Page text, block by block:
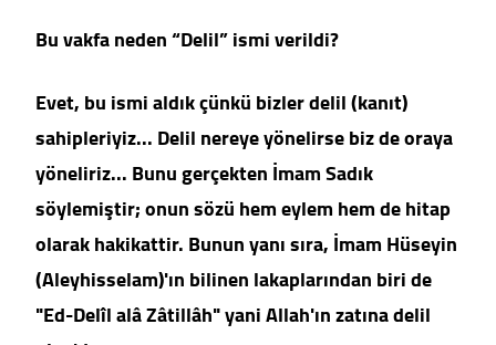
Bu vakfa neden “Delil” ismi verildi?
Evet, bu ismi aldık çünkü bizler delil (kanıt)
sahipleriyiz... Delil nereye yönelirse biz de oraya
yöneliriz... Bunu gerçekten İmam Sadık
söylemiştir; onun sözü hem eylem hem de hitap
olarak hakikattir. Bunun yanı sıra, İmam Hüseyin
(Aleyhisselam)'ın bilinen lakaplarından biri de
"Ed-Delîl alâ Zâtillâh" yani Allah'ın zatına delil